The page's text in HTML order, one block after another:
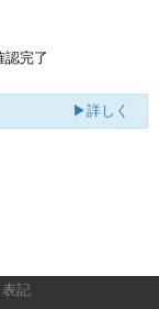
認完了
▶詳しく
記